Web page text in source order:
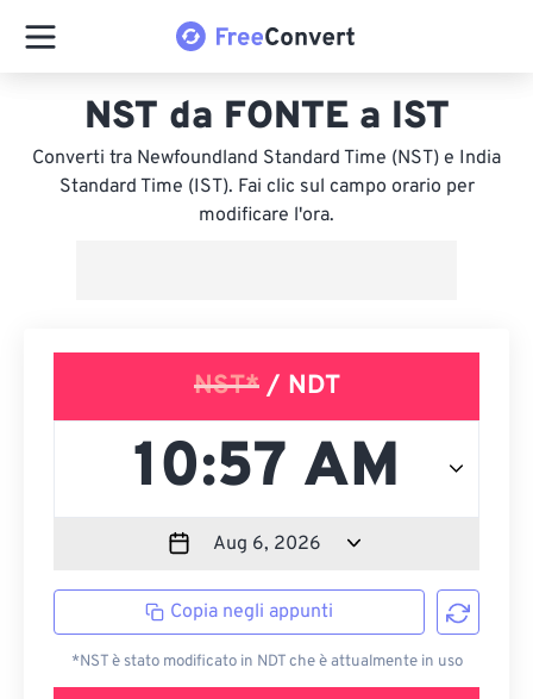
NST da FONTE a IST
Converti tra Newfoundland Standard Time (NST) e India
Standard Time (IST). Fai clic sul campo orario per
modificare l'ora.
NST*/ NDT
Copia negli appunti
*NST è stato modificato in NDT che è attualmente in uso